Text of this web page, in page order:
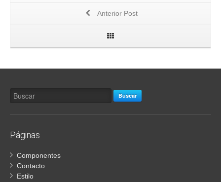
Anterior Post
Buscar
Páginas
Componentes
Contacto
Estilo